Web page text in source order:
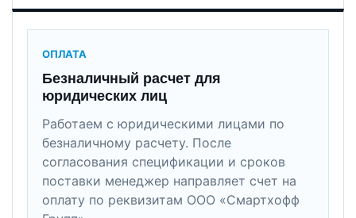
ОПЛАТА
Безналичный расчет для
юридических лиц
Работаем с юридическими лицами по
безналичному расчету. После
согласования спецификации и сроков
поставки менеджер направляет счет на
оплату по реквизитам ООО «Смартхофф